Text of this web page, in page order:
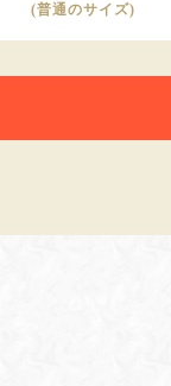
(普通のサイズ)